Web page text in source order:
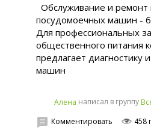
Обслуживание и
посудомоечных машин -
Для профессиональных
общественного питания
предлагает
машин
Алена написал в группу
Комментировать
458